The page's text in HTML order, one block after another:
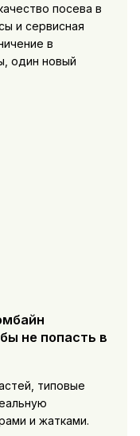
посева в
и сервисная
в
один новый
не попасть в
типовые
и жатками.